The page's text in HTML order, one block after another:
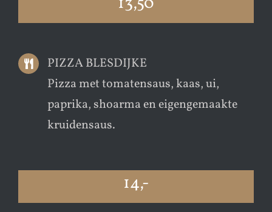
PIZZA BLESDIJKE
Pizza met tomatensaus, kaas, ui,
paprika, shoarma en eigengemaakte
kruidensaus.
14,-